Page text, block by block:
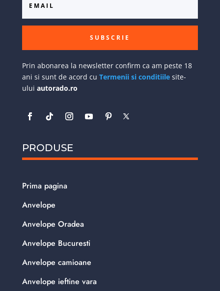
SUBSCRIE
Prin abonarea la newsletter confirm ca am peste 18
ani si sunt de acord cu Termenii si conditiilesite-
ului autorado.ro
PRODUSE
Prima pagina
Anvelope
Anvelope Oradea
Anvelope Bucuresti
Anvelope camioane
Anvelope ieftine vara